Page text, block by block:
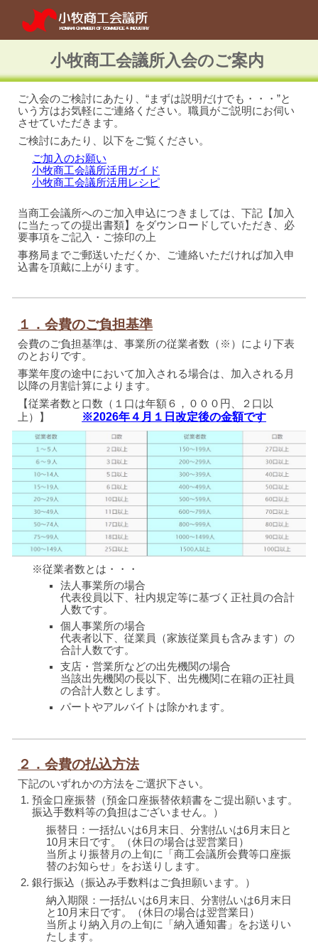
Skip to main content
小牧商工会議所入会のご案内
ご入会のご検討にあたり、“まずは説明だけでも・・・”と
いう方はお気軽にご連絡ください。職員がご説明にお伺い
させていただきます。
ご検討にあたり
、以下をご覧ください。
ご加入のお願い
小牧商工会議所活用ガイド
小牧商工会議所活用レシピ
当商工会議所へのご加入申込につきましては、下記【加入
に当たっての提出書類】をダウンロードしていただき、必
要事項をご記入・ご捺印の上
事務局までご郵送いただくか、ご連絡いただければ加入申
込書を頂戴に上がります。
１．会費のご負担基準
会費のご負担基準は、事業所の従業者数（※）により下表
のとおりです。
事業年度の途中において加入される場合は、加入される月
以降の月割計算によります。
【従業者数と口数 （１口は年額６，０００円、２口以
上）】
※2026年４月１日改定後の金額です
※従業者数とは・・・
法人事業所の場合
代表役員以下、社内規定等に基づく正社員の合計
人数です。
個人事業所の場合
代表者以下、従業員（家族従業員も含みます）の
合計人数です。
支店・営業所などの出先機関の場合
当該出先機関の長以下、出先機関に在籍の正社員
の合計人数とします。
パートやアルバイトは除かれます。
２．会費の払込方法
下記のいずれかの方法をご選択下さい。
預金口座振替（預金口座振替依頼書をご提出願います。
振込手数料等の負担はございません。）
振替日：一括払いは6月末日、分割払いは6月末日と
10月末日です。（休日の場合は翌営業日）
当所より振替月の上旬に「商工会議所会費等口座振
替のお知らせ」をお送りします。
銀行振込（振込み手数料はご負担願います。）
納入期限：一括払いは6月末日、分割払いは6月末日
と10月末日です。（休日の場合は翌営業日）
当所より納入月の上旬に「納入通知書」をお送りい
たします。